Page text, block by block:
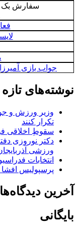
سفارش بک
لایسنس
جواب بازی آمیرزا مرحله 1400 به بعد
نوشته‌های تازه
وزیر ورزش و
تکرار کنند
سقوطِ اخلاقی
دکتر نوروزی
ورزشی
انتخابات
پرسپولیس افشا
آخرین دیدگاه‌ها
بایگانی